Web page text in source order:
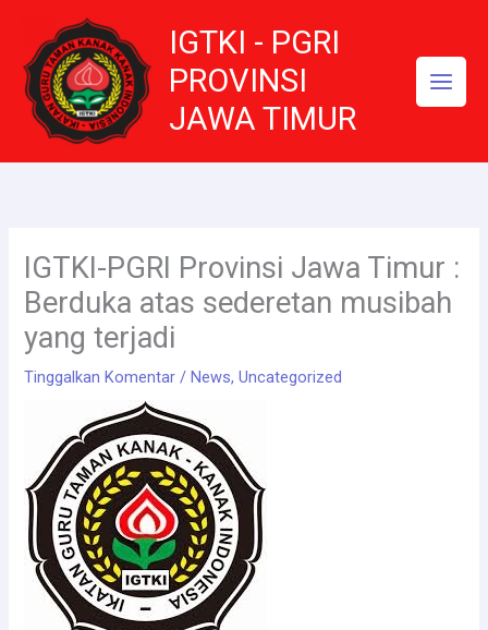
konten
IGTKI - PGRI
PROVINSI
JAWA TIMUR
IGTKI-PGRI Provinsi Jawa Timur :
Berduka atas sederetan musibah
yang terjadi
Tinggalkan Komentar / News,Uncategorized